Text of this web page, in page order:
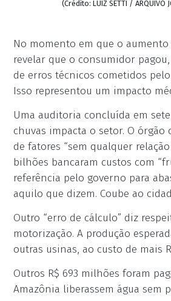
(Crédito: LUIZ SETTI / ARQUIVO
No momento em que o
revelar que o consumidor
de erros técnicos cometidos
Isso representou um impacto
Uma auditoria concluída em
chuvas impacta o setor. O
de fatores “sem qualquer
bilhões bancaram custos com
referência pelo governo para
aquilo que dizem. Coube ao
Outro “erro de cálculo” diz
motorização. A produção
outras usinas, ao custo de mais
Outros R$ 693 milhões foram
Amazônia liberassem água